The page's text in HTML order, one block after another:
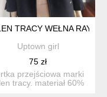
TRACY WEŁNA RAYON
Uptown girl
75 zł
przejściowa marki
tracy. materiał 60%